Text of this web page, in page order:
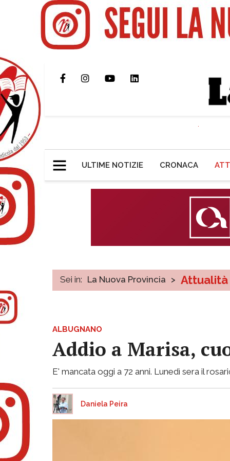
ULTIME NOTIZIE CRONACA
Sei in: La Nuova Provincia > Attualità
ALBUGNANO
Addio a Marisa,
E' mancata oggi a 72 anni. Lunedì sera il
Daniela Peira